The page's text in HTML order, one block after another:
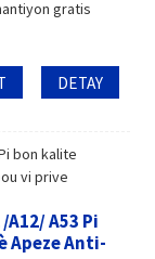
gratis
DETAY
A12/ A53 Pi
Apeze Anti-